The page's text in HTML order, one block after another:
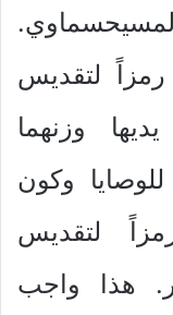
لتقديس
وزنهما
10 يشير للوصايا وكون
لتقديس
هذا واجب